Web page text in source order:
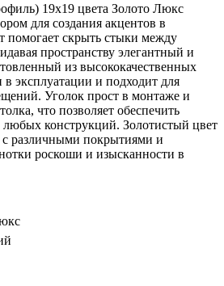
19х19 цвета Золото Люкс
для создания акцентов в
помогает скрыть стыки между
пространству элегантный и
из высококачественных
эксплуатации и подходит для
Уголок прост в монтаже и
что позволяет обеспечить
конструкций. Золотистый цвет
с различными покрытиями и
роскоши и изысканности в